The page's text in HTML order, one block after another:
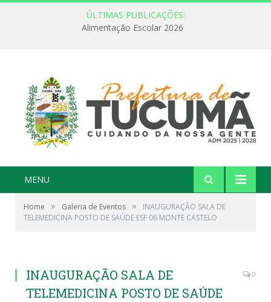
ÚLTIMAS PUBLICAÇÕES:
Alimentação Escolar 2026
MENU
Home » Galeria de Eventos »
INAUGURAÇÃO SALA DE
TELEMEDICINA POSTO DE SAÚDE ESF 06 MONTE CASTELO
INAUGURAÇÃO SALA DE
TELEMEDICINA POSTO DE SAÚDE
0